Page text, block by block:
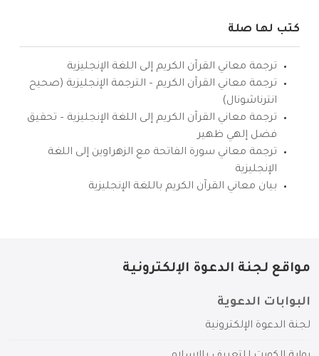
كتب لها صلة
ترجمة معاني القرآن الكريم إلى اللغة الإنجليزية
ترجمة معاني القرآن الكريم – الترجمة الإنجليزية (صحيح
انترناشونال)
ترجمة معاني القرآن الكريم إلى اللغة الإنجليزية – تحقيق
فضل إلهي ظهير
ترجمة معاني سورة الفاتحة مع الزهراوين إلى اللغة
الإنجليزية
بيان معاني القرآن الكريم باللغة الإنجليزية
مواقع لجنة الدعوة الإلكترونية
البوابات الدعوية
لجنة الدعوة الإلكترونية